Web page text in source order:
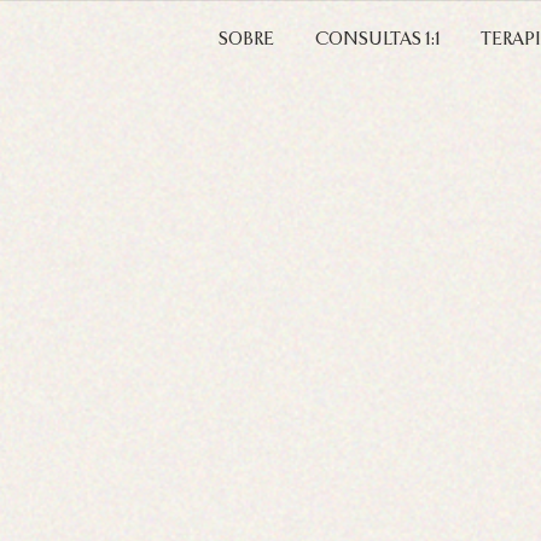
SOBRE CONSULTAS 1:1